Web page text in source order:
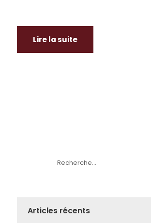
Lire la suite
Articles récents